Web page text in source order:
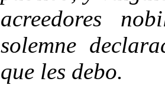
acreedores
solemne
que les debo.